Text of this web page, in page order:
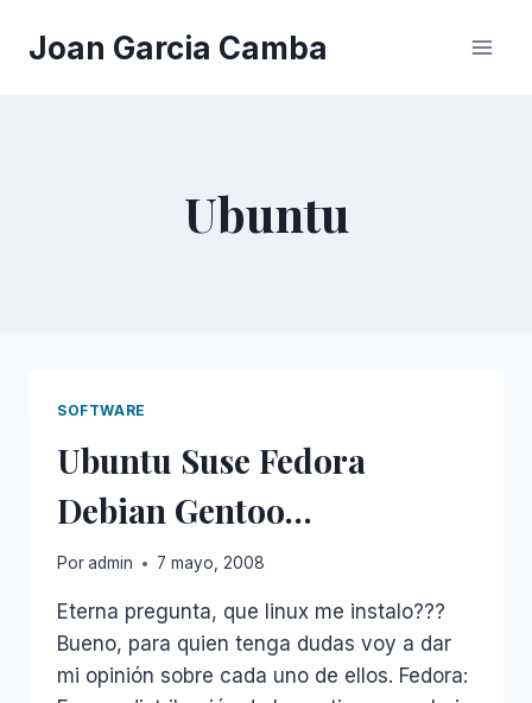
Joan Garcia Camba
Ubuntu
SOFTWARE
Ubuntu Suse Fedora
Debian Gentoo…
Poradmin 7 mayo, 2008
Eterna pregunta, que linux me instalo???
Bueno, para quien tenga dudas voy a dar
mi opinión sobre cada uno de ellos. Fedora: